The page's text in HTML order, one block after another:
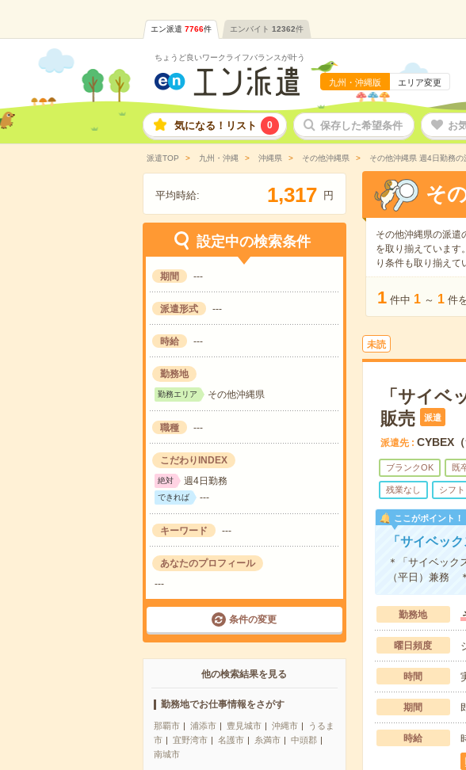
エン派遣 7766件 エンバイト 12362件
ちょうど良いワークライフバランスが叶う
九州・沖縄版 エリア変更
気になる！リスト 0 保存した希望条件 お
派遣TOP 九州・沖縄 沖縄県 その他沖縄県 その他沖縄県 週4日勤務の
平均時給: 1,317 円
設定中の検索条件
期間 ---
派遣形式 ---
時給 ---
勤務地
勤務エリア その他沖縄県
職種 ---
こだわりINDEX
絶対 週4日勤務
できれば ---
キーワード ---
あなたのプロフィール
---
条件の変更
他の検索結果を見る
勤務地でお仕事情報をさがす
那覇市 浦添市 豊見城市 沖縄市
うるま
市
宜野湾市 名護市 糸満市
中頭郡
南城市
そ
その他沖縄県の派遣
を取り揃えています
り条件も取り揃えて
1 件中 1 ～ 1 件
未読
「サイベ
販売
派遣
派遣先 CYBEX（
ブランクOK 既
残業なし シフト
ここがポイント！
「サイベッ
＊「サイベッ
（平日）兼務
勤務地
曜日頻度
時間
期間
時給